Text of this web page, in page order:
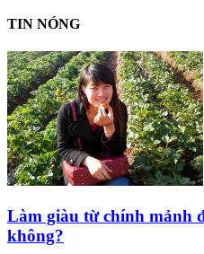
TIN NÓNG
Làm giàu từ chính mảnh
không?